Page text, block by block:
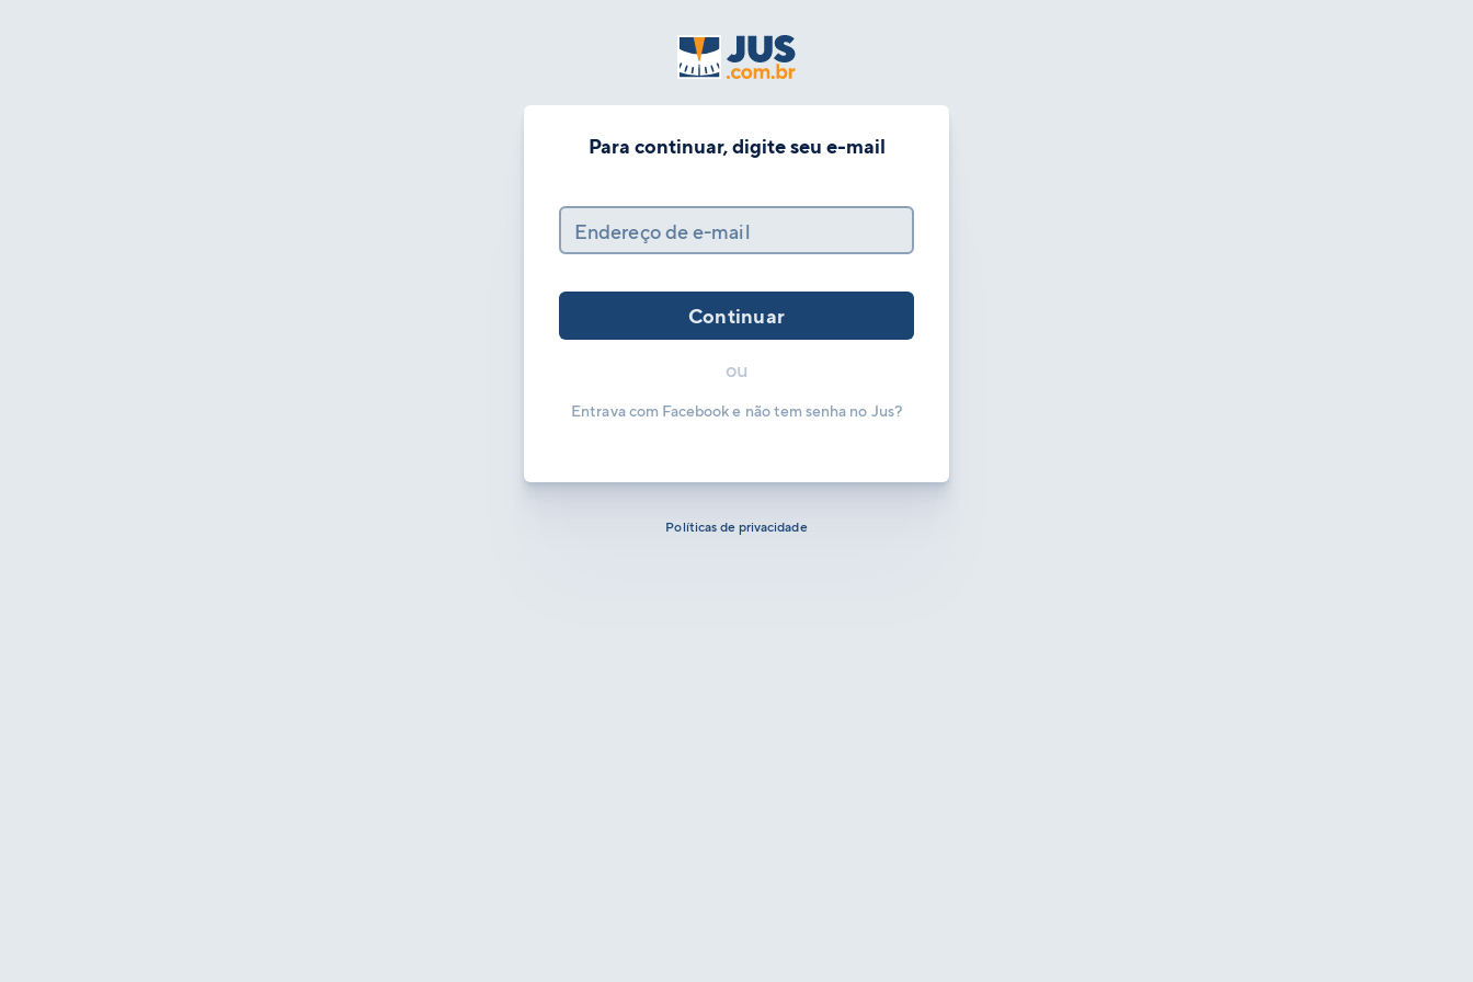
Para continuar, digite seu e-mail
Endereço de e-mail
Continuar
ou
Entrava com Facebook e não tem senha no Jus?
Políticas de privacidade